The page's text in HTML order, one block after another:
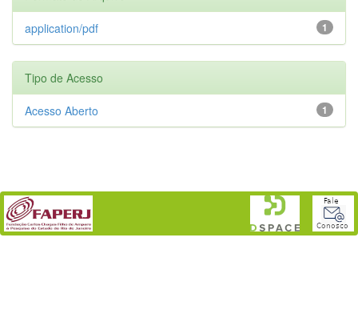
1
application/pdf
Tipo de Acesso
1
Acesso Aberto